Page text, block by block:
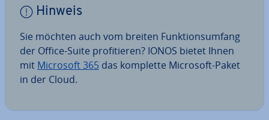
Hinweis
Sie möchten auch vom breiten Funk­ti­ons­um­fang
der Office-Suite pro­fi­tie­ren? IONOS bietet Ihnen
mit Microsoft 365 das komplette Microsoft-Paket
in der Cloud.